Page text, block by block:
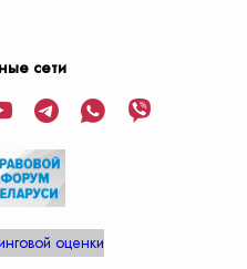
сети